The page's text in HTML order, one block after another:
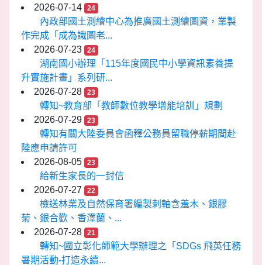
2026-07-14
24
內政部國土測繪中心為推廣國土測繪圖資，業製
作完成「成為識圖老...
2026-07-23
24
湖南國小辦理「115年度國民中小學資訊素養提
升實施計畫」系列研...
2026-07-28
23
轉知~教育部「教師數位教學增能培訓」規劃
2026-07-29
23
轉知有關大陸委員會函釋公務員留職停薪期間赴
陸應申請許可
2026-08-05
23
給新生家長的一封信
2026-07-27
22
檢送林業及自然保育署編製刺軸含羞木、銀膠
菊、銀合歡、香澤蘭、...
2026-07-28
21
轉知~國立彰化師範大學辦理之「SDGs 飛英任務
暑期活動-打造永續...